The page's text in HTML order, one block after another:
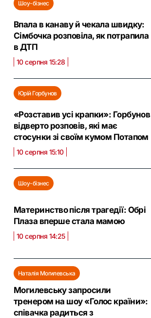
Шоу-бізнес
Впала в канаву й чекала швидку:
Сімбочка розповіла, як потрапила
в ДТП
10 серпня 15:28
Юрій Горбунов
«Розставив усі крапки»: Горбунов
відверто розповів, які має
стосунки зі своїм кумом Потапом
10 серпня 15:10
Шоу-бізнес
Материнство після трагедії: Обрі
Плаза вперше стала мамою
10 серпня 14:25
Наталія Могилевська
Могилевську запросили
тренером на шоу «Голос країни»:
співачка радиться з